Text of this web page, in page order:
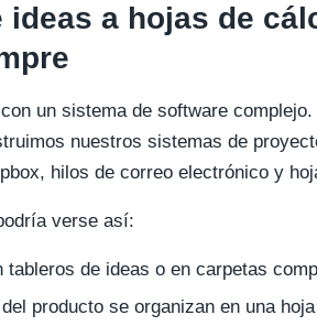
ideas a hojas de
un sistema de software
nuestros sistemas de
hilos de correo electrónico y
verse así:
tableros de ideas o en carpetas
producto se organizan en una